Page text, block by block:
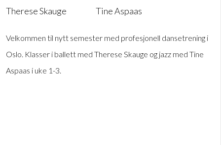
Therese Skauge Tine Aspaas
Velkommen til nytt semester med profesjonell dansetrening i
Oslo. Klasser i ballett med Therese Skauge og jazz med Tine
Aspaas i uke 1-3.